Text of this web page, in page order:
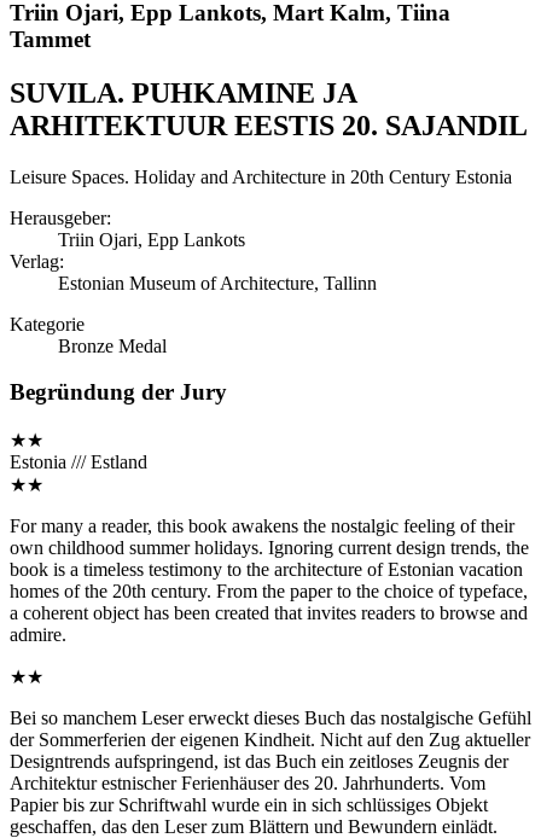
Triin Ojari, Epp Lankots, Mart Kalm, Tiina
Tammet
SUVILA. PUHKAMINE JA
ARHITEKTUUR EESTIS 20. SAJANDIL
Leisure Spaces. Holiday and Architecture in 20th Century Estonia
Herausgeber:
Triin Ojari, Epp Lankots
Verlag:
Estonian Museum of Architecture, Tallinn
Kategorie
Bronze Medal
Begründung der Jury
★★
Estonia /// Estland
★★
For many a reader, this book awakens the nostalgic feeling of their
own childhood summer holidays. Ignoring current design trends, the
book is a timeless testimony to the architecture of Estonian vacation
homes of the 20th century. From the paper to the choice of typeface,
a coherent object has been created that invites readers to browse and
admire.
★★
Bei so manchem Leser erweckt dieses Buch das nostalgische Gefühl
der Sommerferien der eigenen Kindheit. Nicht auf den Zug aktueller
Designtrends aufspringend, ist das Buch ein zeitloses Zeugnis der
Architektur estnischer Ferienhäuser des 20. Jahrhunderts. Vom
Papier bis zur Schriftwahl wurde ein in sich schlüssiges Objekt
geschaffen, das den Leser zum Blättern und Bewundern einlädt.